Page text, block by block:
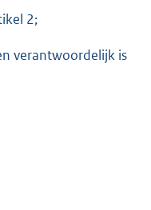
2;
verantwoordelijk is